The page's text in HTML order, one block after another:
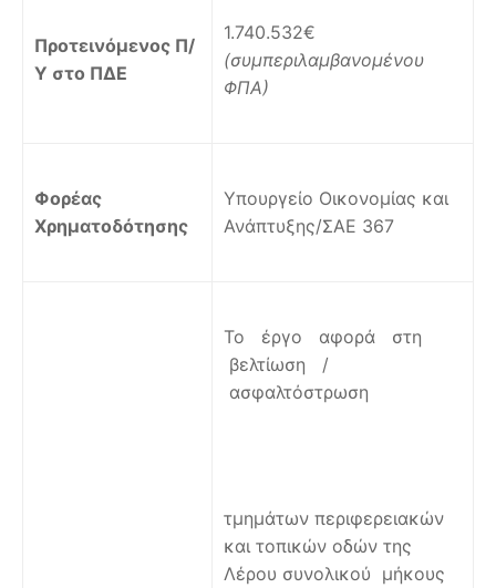
Προτεινόμενος Π/
Υ στο ΠΔΕ
1.740.532€
(συμπεριλαμβανομένου
ΦΠΑ)
Φορέας
Χρηματοδότησης
Υπουργείο Οικονομίας και
Ανάπτυξης/ΣΑΕ 367
Το έργο αφορά στη
βελτίωση /
ασφαλτόστρωση
τμημάτων περιφερειακών
και τοπικών οδών της
Λέρου συνολικού μήκους